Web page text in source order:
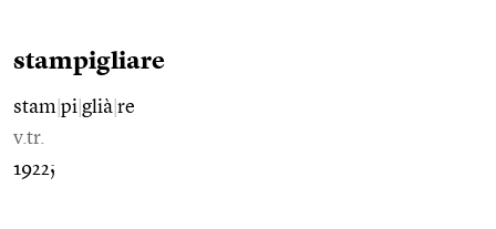
stampigliare
stam pi glià re
v.tr.
1922;